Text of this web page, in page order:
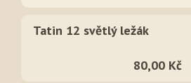
Tatin 12 světlý ležák
80,00 Kč